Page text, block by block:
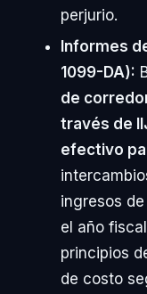
perjurio.
Informes
1099-DA):
de
través de
efectivo
ingresos
el año
principios
de costo